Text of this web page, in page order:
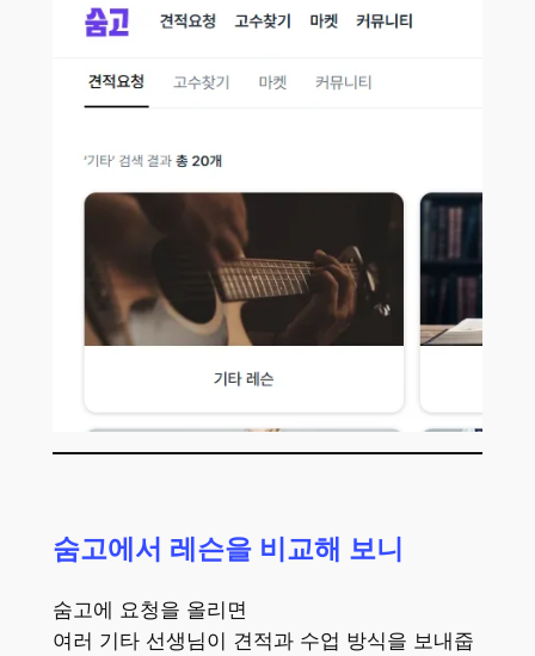
숨고에서 레슨을 비교해 보니
숨고에 요청을 올리면
여러 기타 선생님이 견적과 수업 방식을 보내줍